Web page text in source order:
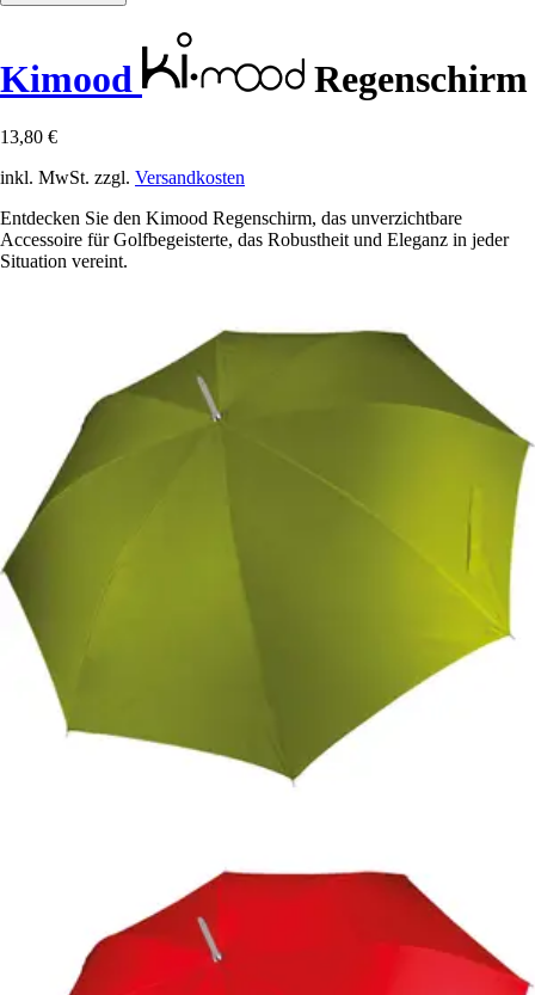
Kimood Regenschirm
13,80 €
inkl. MwSt. zzgl. Versandkosten
Entdecken Sie den Kimood Regenschirm, das unverzichtbare
Accessoire für Golfbegeisterte, das Robustheit und Eleganz in jeder
Situation vereint.